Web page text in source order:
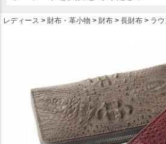
レディース 財布・革小物 財布 長財布 ラ